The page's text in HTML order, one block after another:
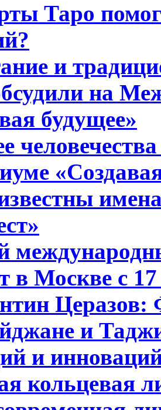
Таро
и
на
будущее»
в Москве с
Церазов:
и
и
кольцевая